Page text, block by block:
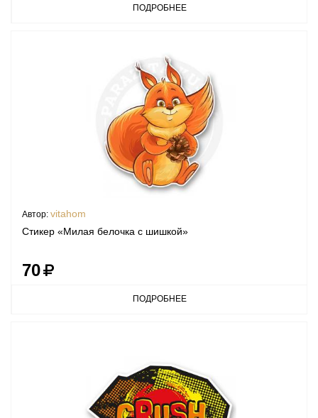
ПОДРОБНЕЕ
Автор: vitahom
Стикер «Милая белочка с шишкой»
70
ПОДРОБНЕЕ